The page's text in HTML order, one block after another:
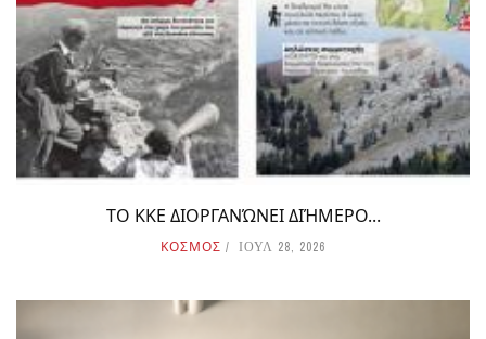
ΤΟ ΚΚΕ ΔΙΟΡΓΑΝΏΝΕΙ ΔΙΉΜΕΡΟ...
ΚΟΣΜΟΣ ΙΟΥΛ 28, 2026